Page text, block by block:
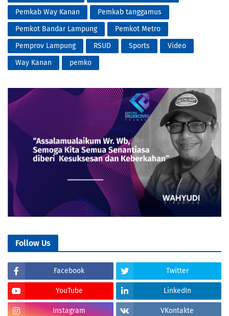
Pemkab Way Kanan
Pemkab tanggamus
Pemkot Bandar Lampung
Pemkot Metro
Pemprov Lampung
RSUD Sports
Video
Way Kanan
pemko
Follow Us
Facebook Twitter
YouTube LinkedIn
Instagram VKontakte